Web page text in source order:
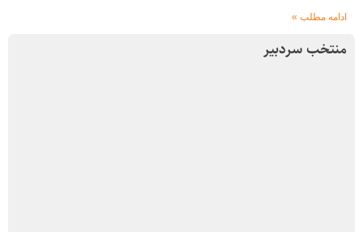
ادامه مطلب »
منتخب سردبیر